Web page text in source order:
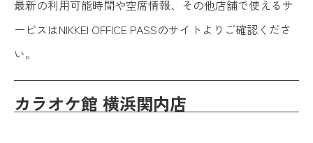
最新の利用可能時間や空席情報、その他店舗で使えるサ
ービスはNIKKEI OFFICE PASSのサイトよりご確認くださ
い。
カラオケ館 横浜関内店